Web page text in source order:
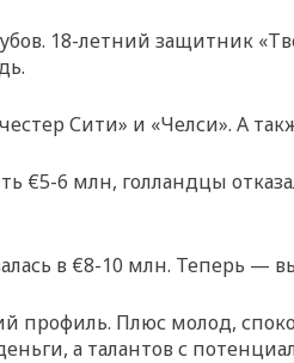
18-летний защитник
Сити» и «Челси». А
€5-6 млн, голландцы
в €8-10 млн. Теперь —
Плюс молод,
а талантов с